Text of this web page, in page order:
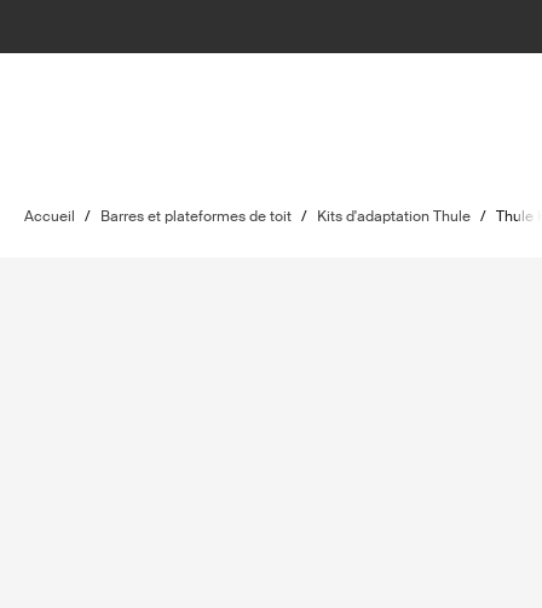
Accueil / Barres et plateformes de toit / Kits d'adaptation Thule / Thule